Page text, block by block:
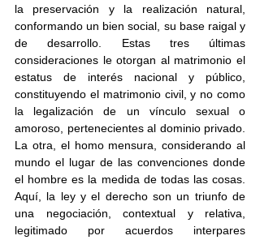
la preservación y la realización natural,
conformando un bien social, su base raigal y
de desarrollo. Estas tres últimas
consideraciones le otorgan al matrimonio el
estatus de interés nacional y público,
constituyendo el matrimonio civil, y no como
la legalización de un vínculo sexual o
amoroso, pertenecientes al dominio privado.
La otra, el homo mensura, considerando al
mundo el lugar de las convenciones donde
el hombre es la medida de todas las cosas.
Aquí, la ley y el derecho son un triunfo de
una negociación, contextual y relativa,
legitimado por acuerdos interpares